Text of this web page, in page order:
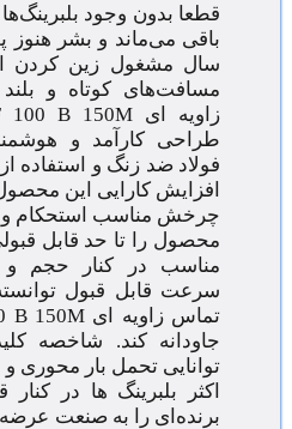
قطعا بدون وجود
باقی می‌ماند و بشر
سال مشغول زین کردن
مسافت‌های کوتاه و
طراحی کارآمد و
فولاد ضد زنگ و استفاده
افزایش کارایی این
چرخش مناسب استحکام و
محصول را تا حد قابل
مناسب در کنار حجم
سرعت قابل قبول
جاودانه کند. شاخصه
توانایی تحمل بار محوری
اکثر بلبرینگ ها در
برنده‌ای را به صنعت